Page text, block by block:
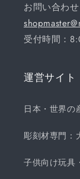
お問い合わ
受付時間：
運営サイト
日本・世界の
彫刻材専門：
子供向け玩具